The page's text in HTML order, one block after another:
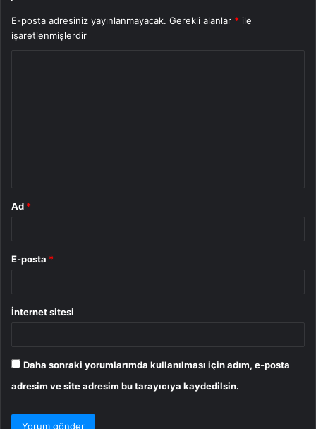
E-posta adresiniz yayınlanmayacak. Gerekli alanlar * ile
işaretlenmişlerdir
Ad *
E-posta *
İnternet sitesi
Daha sonraki yorumlarımda kullanılması için adım, e-posta
adresim ve site adresim bu tarayıcıya kaydedilsin.